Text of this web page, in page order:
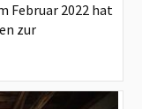
Februar 2022 hat
zur